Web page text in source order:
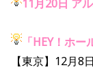
11月20日 ア
「HEY！ホ
【東京】12月8